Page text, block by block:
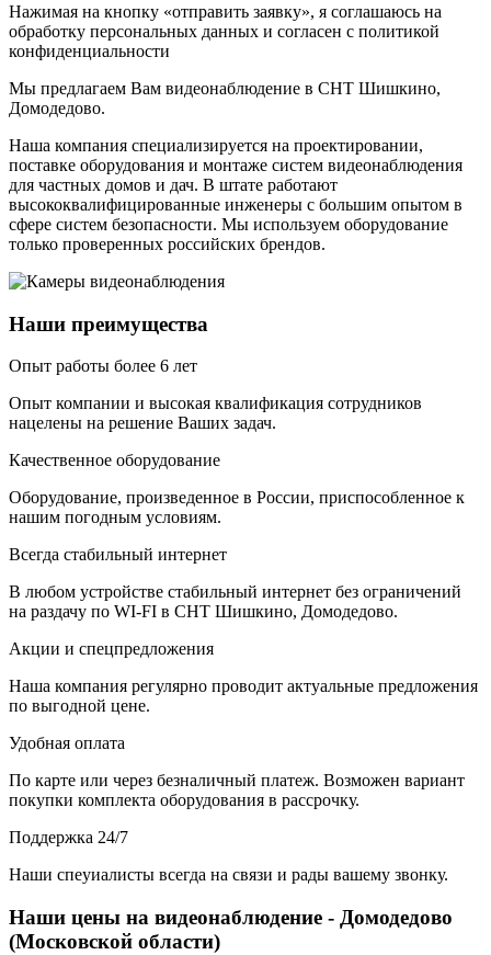
Нажимая на кнопку «отправить заявку», я соглашаюсь на
обработку персональных данных и согласен с политикой
конфиденциальности
Мы предлагаем Вам видеонаблюдение в СНТ Шишкино,
Домодедово.
Наша компания специализируется на проектировании,
поставке оборудования и монтаже систем видеонаблюдения
для частных домов и дач. В штате работают
высококвалифицированные инженеры с большим опытом в
сфере систем безопасности. Мы используем оборудование
только проверенных российских брендов.
Наши преимущества
Опыт работы более 6 лет
Опыт компании и высокая квалификация сотрудников
нацелены на решение Ваших задач.
Качественное оборудование
Оборудование, произведенное в России, приспособленное к
нашим погодным условиям.
Всегда стабильный интернет
В любом устройстве стабильный интернет без ограничений
на раздачу по WI-FI в СНТ Шишкино, Домодедово.
Акции и спецпредложения
Наша компания регулярно проводит актуальные предложения
по выгодной цене.
Удобная оплата
По карте или через безналичный платеж. Возможен вариант
покупки комплекта оборудования в рассрочку.
Поддержка 24/7
Наши спеуиалисты всегда на связи и рады вашему звонку.
Наши цены на видеонаблюдение - Домодедово
(Московской области)